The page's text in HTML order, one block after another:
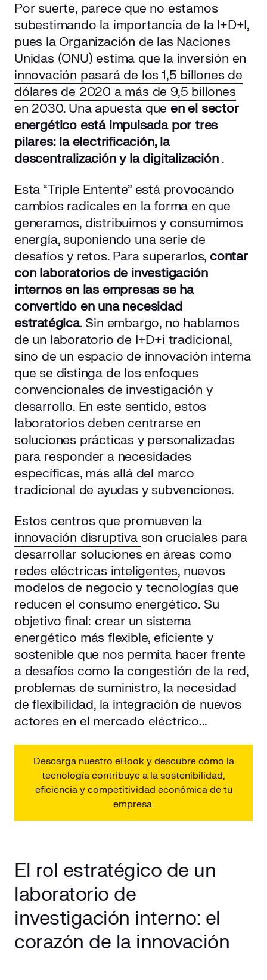
Por suerte, parece que no estamos
subestimando la importancia de la I+D+I,
pues la Organización de las Naciones
Unidas (ONU) estima que la inversión en
innovación pasará de los 1,5 billones de
dólares de 2020 a más de 9,5 billones
en 2030. Una apuesta que en el sector
energético está impulsada por tres
pilares: la electrificación, la
descentralización y la digitalización .
Esta “Triple Entente” está provocando
cambios radicales en la forma en que
generamos, distribuimos y consumimos
energía, suponiendo una serie de
desafíos y retos. Para superarlos, contar
con laboratorios de investigación
internos en las empresas se ha
convertido en una necesidad
estratégica. Sin embargo, no hablamos
de un laboratorio de I+D+i tradicional,
sino de un espacio de innovación interna
que se distinga de los enfoques
convencionales de investigación y
desarrollo. En este sentido, estos
laboratorios deben centrarse en
soluciones prácticas y personalizadas
para responder a necesidades
específicas, más allá del marco
tradicional de ayudas y subvenciones.
Estos centros que promueven la
innovación disruptiva son cruciales para
desarrollar soluciones en áreas como
redes eléctricas inteligentes, nuevos
modelos de negocio y tecnologías que
reducen el consumo energético. Su
objetivo final: crear un sistema
energético más flexible, eficiente y
sostenible que nos permita hacer frente
a desafíos como la congestión de la red,
problemas de suministro, la necesidad
de flexibilidad, la integración de nuevos
actores en el mercado eléctrico...
Descarga nuestro eBook y descubre cómo la
tecnología contribuye a la sostenibilidad,
eficiencia y competitividad económica de tu
empresa.
El rol estratégico de un
laboratorio de
investigación interno: el
corazón de la innovación